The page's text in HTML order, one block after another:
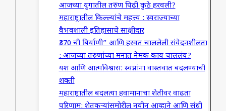
आजच्या युगातील तरुण पिढी कुठे हरवली?
महाराष्ट्रातील किल्ल्यांचे महत्त्व : स्वराज्याच्या
वैभवशाली इतिहासाचे साक्षीदार
₹370 ची बिर्याणी” आणि हरवत चाललेली संवेदनशीलता
: आजच्या तरुणांच्या मनात नेमकं काय चाललंय?
यश आणि आत्मविश्वास: स्वप्नांना वास्तवात बदलण्याची
शक्ती
महाराष्ट्रातील बदलत्या हवामानाचा शेतीवर वाढता
परिणाम: शेतकऱ्यांसमोरील नवीन आव्हाने आणि संधी